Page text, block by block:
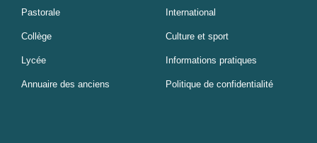
Pastorale
Collège
Lycée
Annuaire des anciens
International
Culture et sport
Informations pratiques
Politique de confidentialité